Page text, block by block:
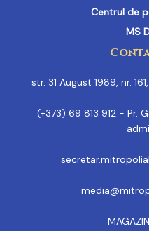
Centrul de
MS
str. 31 August 1989, nr.
(+373) 69 813 912 - Pr.